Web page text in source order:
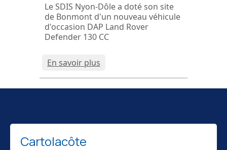
Le SDIS Nyon-Dôle a doté son site
de Bonmont d'un nouveau véhicule
d'occasion DAP Land Rover
Defender 130 CC
En savoir plus
Cartolacôte